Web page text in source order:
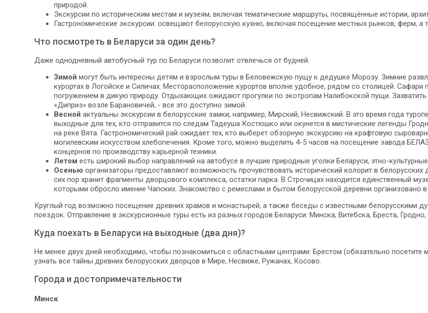
природой.
Экскурсии по историческим местам и музеям, включая тематические маршруты, посвящённые истории,
Гастрономические экскурсии: освещают белорусскую кухню, включая посещение местных рынков, ферм, а
Что посмотреть в Беларуси за один день?
Даже однодневный автобусный тур по Беларуси позволит отвлечься от будней.
Зимой могут быть интересны детям и взрослым туры в Беловежскую пущу к дедушке Морозу. Зимние
курортах в Логойске и Силичах. Месторасположение курортов вполне удобное, рядом со столицей.
погружением в дикую природу. Отдыхающих ожидают прогулки по экотропам Налибокской пущи.
«Диприз» возле Барановичей, - все это доступно зимой.
Весной актуальны экскурсии в белорусские замки, например, Мирский, Несвижский. В это время года
выходные для тех, кто отправится по следам Тадеуша Костюшко или окунется в мистические легенды
на реке Вята. Гастрономический рай ожидает тех, кто выберет обзорную экскурсию на крафтовую
могилевским искусством хлебопечения. Кроме того, можно выделить 4-5 часов на посещение завода
концернов по производству карьерной техники.
Летом есть широкий выбор направлений на автобусе в лучшие природные уголки Беларуси, этно-
Осенью организаторы предоставляют возможность прочувствовать исторический колорит в
сих пор хранит фрагменты дворцового комплекса, остатки парка. В Строчицах находится единственный
которыми обросло имение Чапских. Знакомство с ремеслами и бытом белорусской деревни организовано в
Круглый год возможно посещение древних храмов и монастырей, а также беседы с известными белорусскими
поездок. Отправление в экскурсионные туры есть из разных городов Беларуси: Минска, Витебска, Бреста,
Куда поехать в Беларуси на выходные (два дня)?
Не менее двух дней необходимо, чтобы познакомиться с областными центрами: Брестом (обязательно посетите
узнать все тайны древних белорусских дворцов в Мире, Несвиже, Ружанах, Косово.
Города и достопримечательности
Минск